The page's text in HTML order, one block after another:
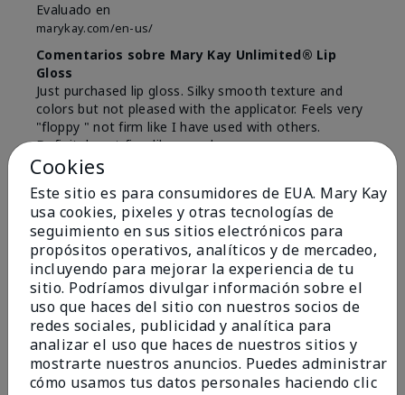
Evaluado en
marykay.com/en-us/
Comentarios sobre Mary Kay Unlimited® Lip
Gloss
Just purchased lip gloss. Silky smooth texture and
colors but not pleased with the applicator. Feels very
"floppy " not firm like I have used with others.
Definitely not firm like samples were.
Mostrar Traducción
ConclusiónSí, recomendaría a un amigo
¿Le ha resultado útil esta
opinión?
8 1
Marcar esta opinión
Cookies
Este sitio es para consumidores de EUA. Mary Kay
usa cookies, pixeles y otras tecnologías de
seguimiento en sus sitios electrónicos para
propósitos operativos, analíticos y de mercadeo,
incluyendo para mejorar la experiencia de tu
sitio. Podríamos divulgar información sobre el
uso que haces del sitio con nuestros socios de
redes sociales, publicidad y analítica para
analizar el uso que haces de nuestros sitios y
mostrarte nuestros anuncios. Puedes administrar
cómo usamos tus datos personales haciendo clic